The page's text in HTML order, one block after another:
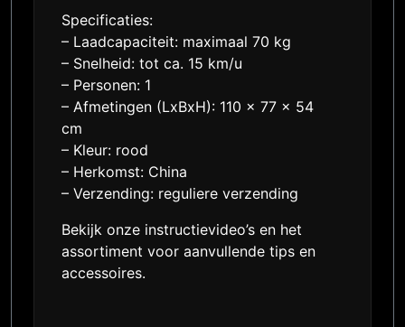
Specificaties:
– Laadcapaciteit: maximaal 70 kg
– Snelheid: tot ca. 15 km/u
– Personen: 1
– Afmetingen (LxBxH): 110 x 77 x 54
cm
– Kleur: rood
– Herkomst: China
– Verzending: reguliere verzending
Bekijk onze instructievideo’s en het
assortiment voor aanvullende tips en
accessoires.